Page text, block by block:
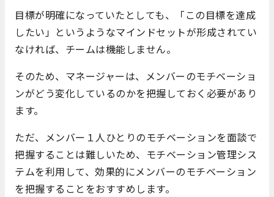
目標が明確になっていたとしても、「この目標を達成
したい」というようなマインドセットが形成されてい
なければ、チームは機能しません。
そのため、マネージャーは、メンバーのモチベーショ
ンがどう変化しているのかを把握しておく必要があり
ます。
ただ、メンバー１人ひとりのモチベーションを面談で
把握することは難しいため、モチベーション管理シス
テムを利用して、効果的にメンバーのモチベーション
を把握することをおすすめします。